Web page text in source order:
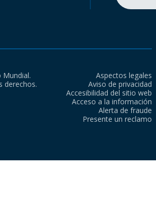
derechos.
Aspectos legales
Aviso de privacidad
Accesibilidad del sitio web
Acceso a la información
Alerta de fraude
Presente un reclamo